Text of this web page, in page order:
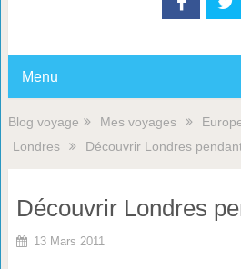
Menu
Blog voyage Mes voyages
Londres
Découvrir Londres
Découvrir Londres
13 Mars 2011